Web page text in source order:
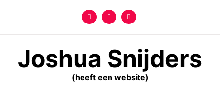
Joshua Snijders
(heeft een website)